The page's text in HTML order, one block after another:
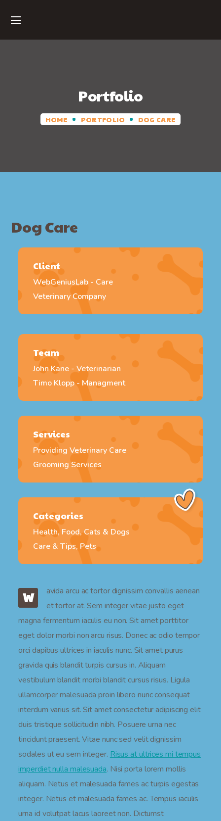
Portfolio
HOME PORTFOLIO DOG CARE
Dog Care
Client
WebGeniusLab - Care
Veterinary Company
Team
John Kane - Veterinarian
Timo Klopp - Managment
Services
Providing Veterinary Care
Grooming Services
Categories
Health, Food, Cats & Dogs
Care & Tips, Pets
W
avida arcu ac tortor dignissim convallis aenean
et tortor at. Sem integer vitae justo eget
magna fermentum iaculis eu non. Sit amet porttitor
eget dolor morbi non arcu risus. Donec ac odio tempor
orci dapibus ultrices in iaculis nunc. Sit amet purus
gravida quis blandit turpis cursus in. Aliquam
vestibulum blandit morbi blandit cursus risus. Ligula
ullamcorper malesuada proin libero nunc consequat
interdum varius sit. Sit amet consectetur adipiscing elit
duis tristique sollicitudin nibh. Posuere urna nec
tincidunt praesent. Vitae nunc sed velit dignissim
sodales ut eu sem integer. Risus at ultrices mi tempus
imperdiet nulla malesuada. Nisi porta lorem mollis
aliquam. Netus et malesuada fames ac turpis egestas
integer. Netus et malesuada fames ac. Tempus iaculis
urna id volutpat lacus laoreet non. Dictumst